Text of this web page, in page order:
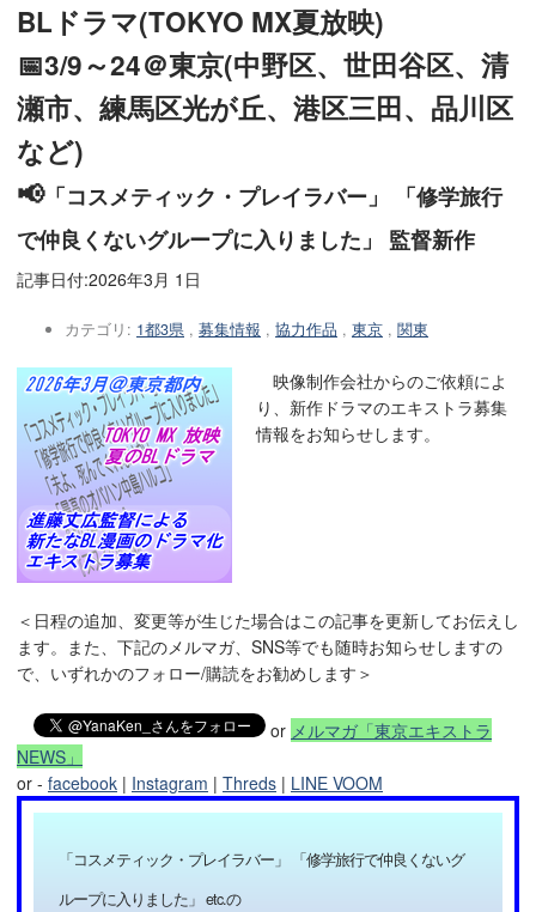
BLドラマ(TOKYO MX夏放映)
📅3/9～24＠東京(中野区、世田谷区、清
瀬市、練馬区光が丘、港区三田、品川区
など)
📢「コスメティック・プレイラバー」 「修学旅行
で仲良くないグループに入りました」 監督新作
記事日付:2026年3月 1日
カテゴリ: 1都3県 , 募集情報 , 協力作品 , 東京 , 関東
映像制作会社からのご依頼によ
り、新作ドラマのエキストラ募集
情報をお知らせします。
＜日程の追加、変更等が生じた場合はこの記事を更新してお伝えし
ます。また、下記のメルマガ、SNS等でも随時お知らせしますの
で、いずれかのフォロー/購読をお勧めします＞
or メルマガ「東京エキストラ
NEWS」
or - facebook | Instagram | Threds | LINE VOOM
「コスメティック・プレイラバー」 「修学旅行で仲良くないグ
ループに入りました」 etc.の